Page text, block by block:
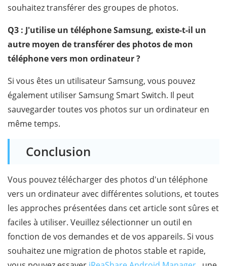
souhaitez transférer des groupes de photos.
Q3 : J'utilise un téléphone Samsung, existe-t-il un
autre moyen de transférer des photos de mon
téléphone vers mon ordinateur ?
Si vous êtes un utilisateur Samsung, vous pouvez
également utiliser Samsung Smart Switch. Il peut
sauvegarder toutes vos photos sur un ordinateur en
même temps.
Conclusion
Vous pouvez télécharger des photos d'un téléphone
vers un ordinateur avec différentes solutions, et toutes
les approches présentées dans cet article sont sûres et
faciles à utiliser. Veuillez sélectionner un outil en
fonction de vos demandes et de vos appareils. Si vous
souhaitez une migration de photos stable et rapide,